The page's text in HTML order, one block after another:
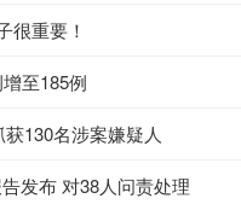
很重要！
至185例
130名涉案嫌疑人
发布 对38人问责处理